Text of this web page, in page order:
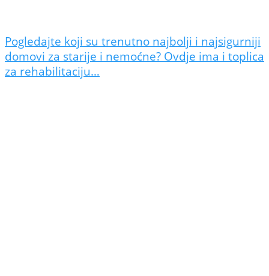
Pogledajte koji su trenutno najbolji i najsigurniji
domovi za starije i nemoćne? Ovdje ima i toplica
za rehabilitaciju…